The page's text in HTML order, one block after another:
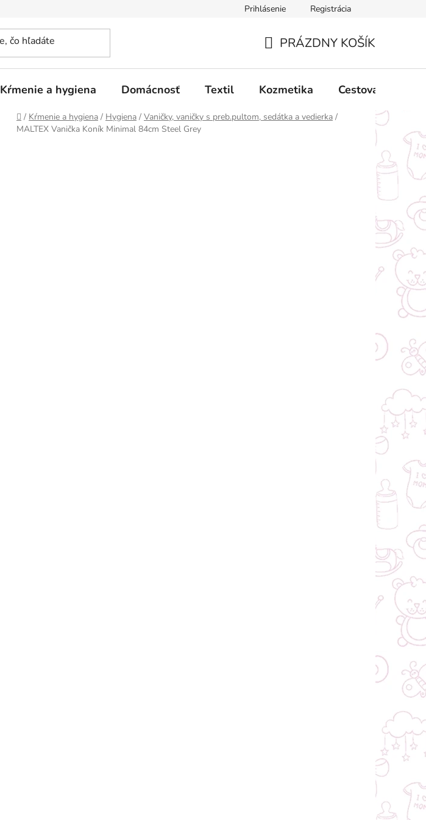
Obchodné podmienky Podmienky ochrany
Prihlásenie Registrácia
KOŠÍK
PRÁZDNY KOŠÍK
Kŕmenie a hygiena Domácnosť Textil Kozmetika Cestovanie
Domov
/ Kŕmenie a hygiena / Hygiena / Vaničky, vaničky s preb.pultom, sedátka a vedierka /
MALTEX Vanička Koník Minimal 84cm Steel Grey